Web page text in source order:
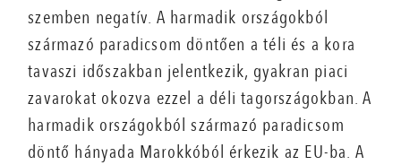
szemben negatív. A harmadik országokból
származó paradicsom döntően a téli és a kora
tavaszi időszakban jelentkezik, gyakran piaci
zavarokat okozva ezzel a déli tagországokban. A
harmadik országokból származó paradicsom
döntő hányada Marokkóból érkezik az EU-ba. A